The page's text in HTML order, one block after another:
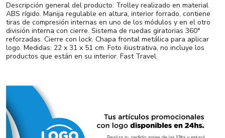
Descripción general del producto: Trolley realizado en material
ABS rígido. Manija regulable en altura, interior forrado, contiene
tiras de compresión internas en uno de los módulos y en el otro
división interna con cierre. Sistema de ruedas giratorias 360°
reforzadas. Cierre con lock. Chapa frontal metálica para aplicar
logo. Medidas: 22 x 31 x 51 cm. Foto iliustrativa, no incluye los
productos que están en su interior. Fast Travel.